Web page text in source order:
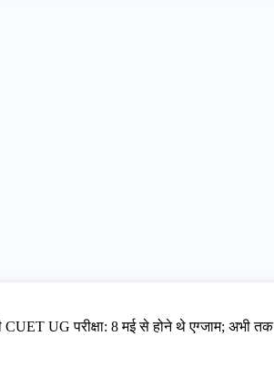
UG परीक्षा: 8 मई से होने थे एग्‍जाम; अभी तक